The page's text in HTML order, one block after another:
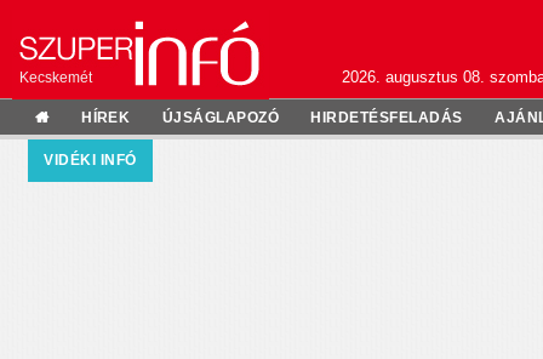
Kecskemét 2026. augusztus 08.
HÍREK ÚJSÁGLAPOZÓ HIRDETÉSFELADÁS
VIDÉKI INFÓ